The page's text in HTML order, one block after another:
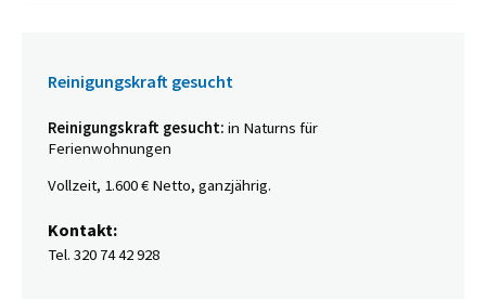
Reinigungskraft gesucht
Reinigungskraft gesucht: in Naturns für
Ferienwohnungen
Vollzeit, 1.600 € Netto, ganzjährig.
Kontakt:
Tel. 320 74 42 928